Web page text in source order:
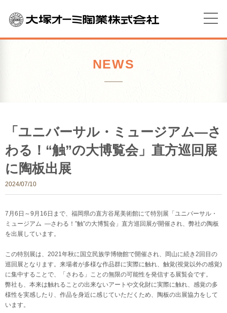
NEWS
「ユニバーサル・ミュージアム―さ
わる！“触”の大博覧会」直方巡回展
に陶板出展
2024/07/10
7月6日～9月16日まで、福岡県の直方谷尾美術館にて特別展「ユニバーサル・
ミュージアム ―さわる！”触”の大博覧会」直方巡回展が開催され、弊社の陶板
を出展しています。
この特別展は、2021年秋に国立民族学博物館で開催され、岡山に続き2回目の
巡回展となります。来場者が多様な作品群に実際に触れ、触覚(視覚以外の感覚)
に集中することで、「さわる」ことの無限の可能性を発信する展覧会です。
弊社も、本来は触れることの出来ないアートや文化財に実際に触れ、感覚の多
様性を実感したり、作品を身近に感じていただくため、陶板の出展協力をして
います。